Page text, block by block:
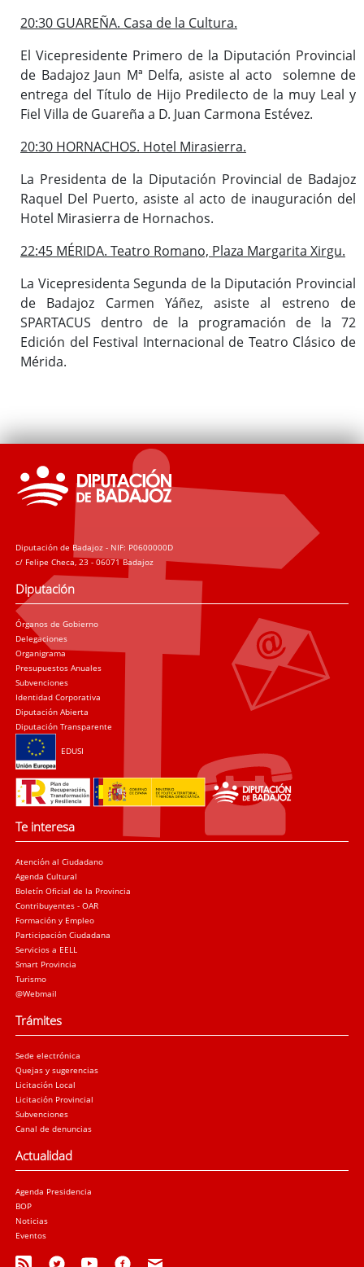
20:30 GUAREÑA. Casa de la Cultura.
El Vicepresidente Primero de la Diputación Provincial
de Badajoz Jaun Mª Delfa, asiste al acto solemne de
entrega del Título de Hijo Predilecto de la muy Leal y
Fiel Villa de Guareña a D. Juan Carmona Estévez.
20:30 HORNACHOS. Hotel Mirasierra.
La Presidenta de la Diputación Provincial de Badajoz
Raquel Del Puerto, asiste al acto de inauguración del
Hotel Mirasierra de Hornachos.
22:45 MÉRIDA. Teatro Romano, Plaza Margarita Xirgu.
La Vicepresidenta Segunda de la Diputación Provincial
de Badajoz Carmen Yáñez, asiste al estreno de
SPARTACUS dentro de la programación de la 72
Edición del Festival Internacional de Teatro Clásico de
Mérida.
Diputación de Badajoz - NIF: P0600000D
c/ Felipe Checa, 23 - 06071 Badajoz
Diputación
Órganos de Gobierno
Delegaciones
Organigrama
Presupuestos Anuales
Subvenciones
Identidad Corporativa
Diputación Abierta
Diputación Transparente
EDUSI
Te interesa
Atención al Ciudadano
Agenda Cultural
Boletín Oficial de la Provincia
Contribuyentes - OAR
Formación y Empleo
Participación Ciudadana
Servicios a EELL
Smart Provincia
Turismo
@Webmail
Trámites
Sede electrónica
Quejas y sugerencias
Licitación Local
Licitación Provincial
Subvenciones
Canal de denuncias
Actualidad
Agenda Presidencia
BOP
Noticias
Eventos